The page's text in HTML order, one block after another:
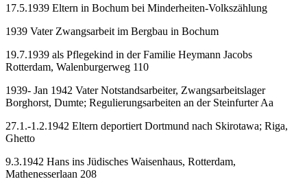
17.5.1939 Eltern in Bochum bei Minderheiten-Volkszählung
1939 Vater Zwangsarbeit im Bergbau in Bochum
19.7.1939 als Pflegekind in der Familie Heymann Jacobs
Rotterdam, Walenburgerweg 110
1939- Jan 1942 Vater Notstandsarbeiter, Zwangsarbeitslager
Borghorst, Dumte; Regulierungsarbeiten an der Steinfurter Aa
27.1.-1.2.1942 Eltern deportiert Dortmund nach Skirotawa; Riga,
Ghetto
9.3.1942 Hans ins Jüdisches Waisenhaus, Rotterdam,
Mathenesserlaan 208